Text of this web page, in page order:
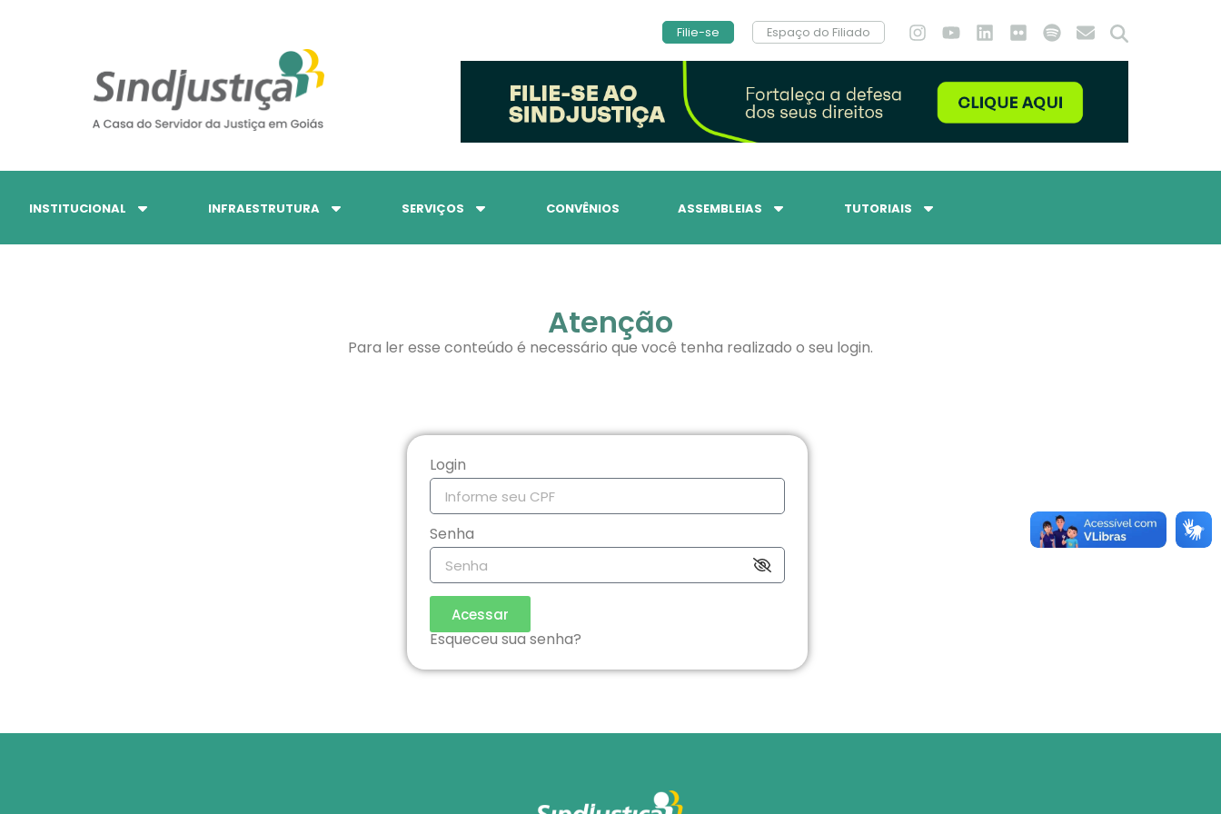
Filie-se Espaço do Filiado
INSTITUCIONAL INFRAESTRUTURA SERVIÇOS CONVÊNIOS ASSEMBLEIAS TUTORIAIS
Atenção
Para ler esse conteúdo é necessário que você tenha realizado o seu login.
Login
Senha
Acessar
Esqueceu sua senha?